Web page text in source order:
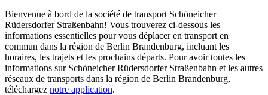
Bienvenue à bord de la société de transport Schöneicher
Rüdersdorfer Straßenbahn! Vous trouverez ci-dessous les
informations essentielles pour vous déplacer en transport en
commun dans la région de Berlin Brandenburg, incluant les
horaires, les trajets et les prochains départs. Pour avoir toutes les
informations sur Schöneicher Rüdersdorfer Straßenbahn et les autres
réseaux de transports dans la région de Berlin Brandenburg,
téléchargez notre application.